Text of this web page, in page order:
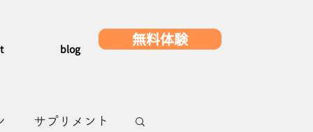
blog 無料体験
サプリメント